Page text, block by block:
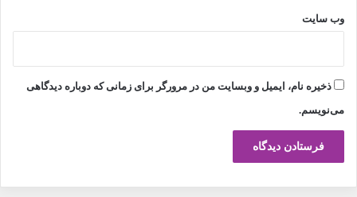
وب‌ سایت
ذخیره نام، ایمیل و وبسایت من در مرورگر برای زمانی که دوباره دیدگاهی
می‌نویسم.